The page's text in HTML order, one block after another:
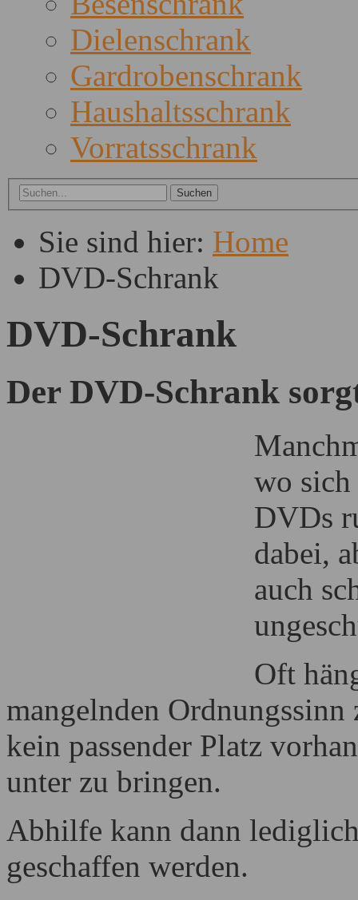
Dielenschrank
Gardrobenschrank
Haushaltsschrank
Vorratsschrank
Sie sind hier: Home
DVD-Schrank
DVD-Schrank
Der DVD-Schrank
wo
DVDs
dabei,
auch
Oft
mangelnden Ordnungssinn
kein passender Platz
unter zu bringen.
Abhilfe kann dann
geschaffen werden.